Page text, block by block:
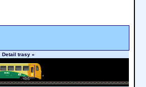
Detail trasy »